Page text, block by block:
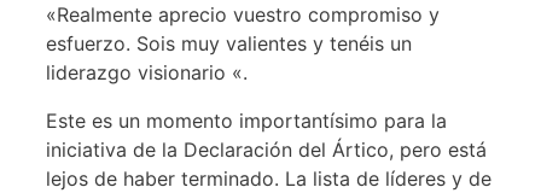
«Realmente aprecio vuestro compromiso y
esfuerzo. Sois muy valientes y tenéis un
liderazgo visionario «.
Este es un momento importantísimo para la
iniciativa de la Declaración del Ártico, pero está
lejos de haber terminado. La lista de líderes y de